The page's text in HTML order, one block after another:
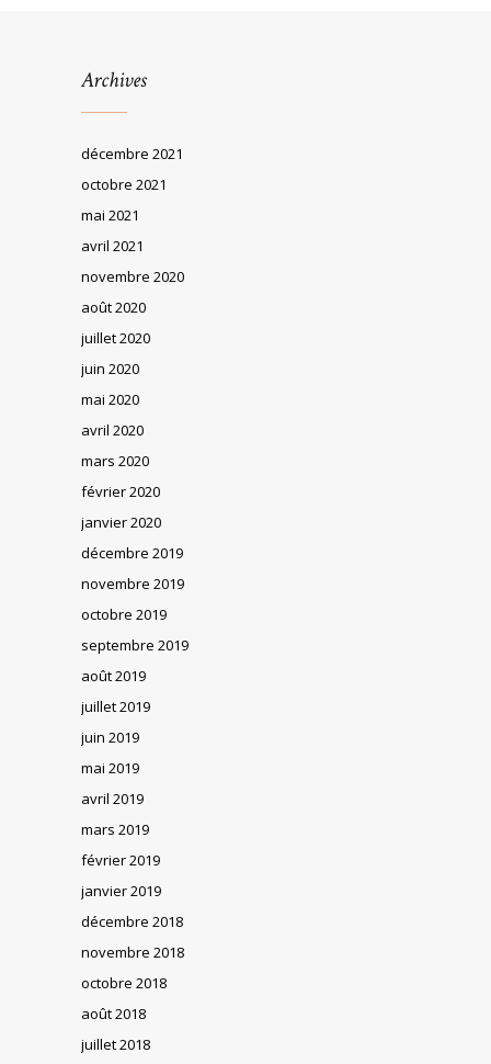
Archives
décembre 2021
octobre 2021
mai 2021
avril 2021
novembre 2020
août 2020
juillet 2020
juin 2020
mai 2020
avril 2020
mars 2020
février 2020
janvier 2020
décembre 2019
novembre 2019
octobre 2019
septembre 2019
août 2019
juillet 2019
juin 2019
mai 2019
avril 2019
mars 2019
février 2019
janvier 2019
décembre 2018
novembre 2018
octobre 2018
août 2018
juillet 2018